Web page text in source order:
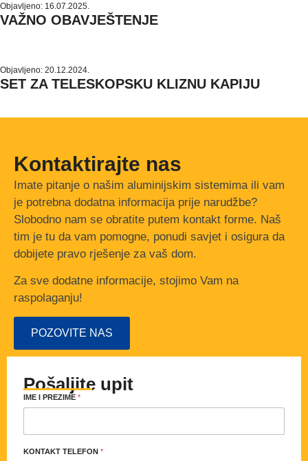
Objavljeno: 16.07.2025.
VAŽNO OBAVJEŠTENJE
Objavljeno: 20.12.2024.
SET ZA TELESKOPSKU KLIZNU KAPIJU
Kontaktirajte nas
Imate pitanje o našim aluminijskim sistemima ili vam
je potrebna dodatna informacija prije narudžbe?
Slobodno nam se obratite putem kontakt forme. Naš
tim je tu da vam pomogne, ponudi savjet i osigura da
dobijete pravo rješenje za vaš dom.
Za sve dodatne informacije, stojimo Vam na
raspolaganju!
POZOVITE NAS
Pošaljite upit
IME I PREZIME *
KONTAKT TELEFON *